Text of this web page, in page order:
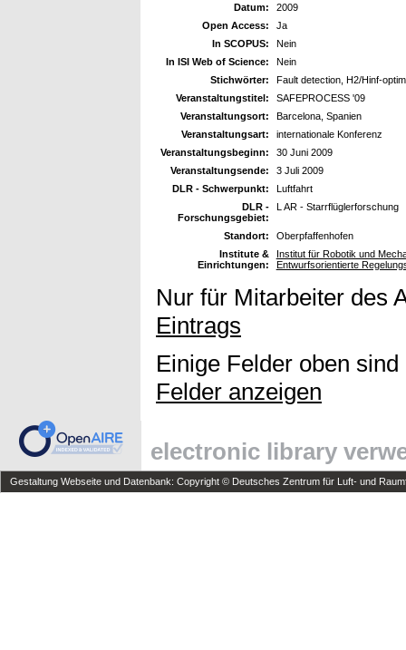
Datum:
2009
Open Access:
Ja
In SCOPUS:
Nein
In ISI Web of Science:
Nein
Stichwörter:
Fault detection, H2/Hinf-
Veranstaltungstitel:
SAFEPROCESS '09
Veranstaltungsort:
Barcelona, Spanien
Veranstaltungsart:
internationale Konferenz
Veranstaltungsbeginn:
30 Juni 2009
Veranstaltungsende:
3 Juli 2009
DLR - Schwerpunkt:
Luftfahrt
DLR -
Forschungsgebiet:
L AR - Starrflüglerforschung
Standort:
Oberpfaffenhofen
Institute &
Einrichtungen:
Institut für Robotik und
Entwurfsorientierte
Nur für Mitarbeiter des
Eintrags
Einige Felder oben
Felder anzeigen
electronic library
Gestaltung Webseite und Datenbank: Copyright © Deutsches Zentrum für Luft- und